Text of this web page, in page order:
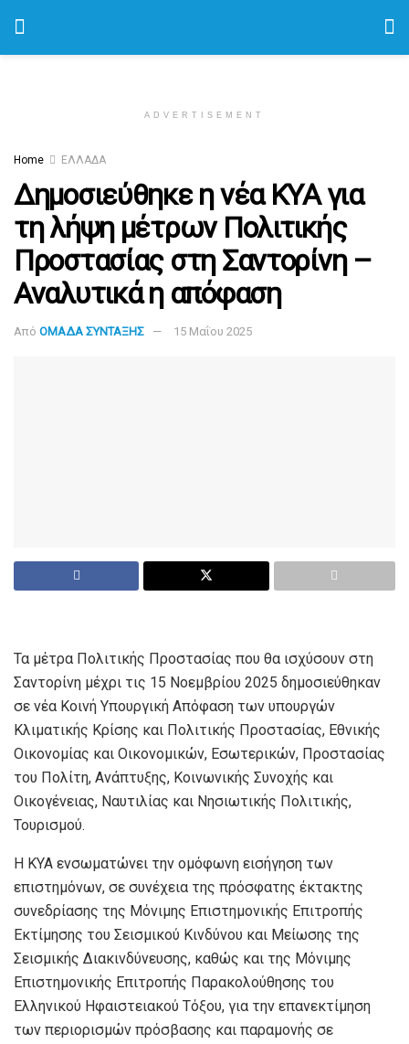
ADVERTISEMENT
Home ΕΛΛΑΔΑ
Δημοσιεύθηκε η νέα ΚYA για
τη λήψη μέτρων Πολιτικής
Προστασίας στη Σαντορίνη –
Αναλυτικά η απόφαση
Από ΟΜΑΔΑ ΣΥΝΤΑΞΗΣ 15 Μαΐου 2025
Τα μέτρα Πολιτικής Προστασίας που θα ισχύσουν στη
Σαντορίνη μέχρι τις 15 Νοεμβρίου 2025 δημοσιεύθηκαν
σε νέα Κοινή Υπουργική Απόφαση των υπουργών
Κλιματικής Κρίσης και Πολιτικής Προστασίας, Εθνικής
Οικονομίας και Οικονομικών, Εσωτερικών, Προστασίας
του Πολίτη, Ανάπτυξης, Κοινωνικής Συνοχής και
Οικογένειας, Ναυτιλίας και Νησιωτικής Πολιτικής,
Τουρισμού.
Η ΚΥΑ ενσωματώνει την ομόφωνη εισήγηση των
επιστημόνων, σε συνέχεια της πρόσφατης έκτακτης
συνεδρίασης της Μόνιμης Επιστημονικής Επιτροπής
Εκτίμησης του Σεισμικού Κινδύνου και Μείωσης της
Σεισμικής Διακινδύνευσης, καθώς και της Μόνιμης
Επιστημονικής Επιτροπής Παρακολούθησης του
Ελληνικού Ηφαιστειακού Τόξου, για την επανεκτίμηση
των περιορισμών πρόσβασης και παραμονής σε